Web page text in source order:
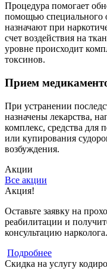
Процедура помогает
помощью специального
назначают при
счет воздействия на
уровне происходит
токсинов.
Прием
При устранении
назначены лекарства,
комплекс, средства для
или купирования
возбуждения.
Акции
Все акции
Акция!
Оставьте заявку на
реабилитации и
консультацию нарколога.
Подробнее
Скидка на услугу